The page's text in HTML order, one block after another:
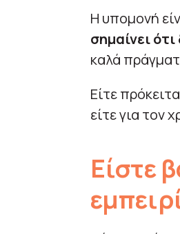
Η υπομονή
σημαίνει
καλά
Είτε
είτε για τoν
Είστε